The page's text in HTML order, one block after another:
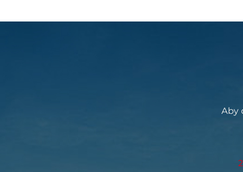
gotowy do długotrwałej współpracy, który
bardziej stabilną i konkurencyjną przyszłość.
opiera się na zaufaniu i partnerstwie – daj namAby